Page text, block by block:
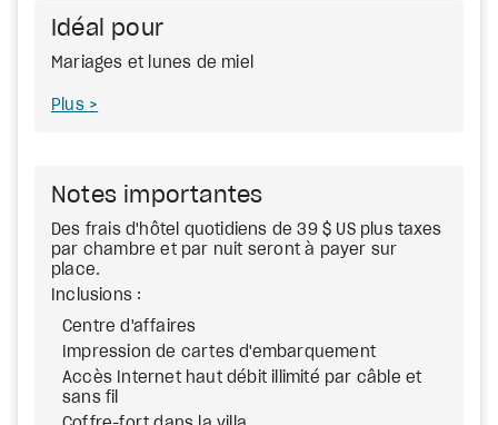
Idéal pour
Mariages et lunes de miel
Plus
Notes importantes
Des frais d'hôtel quotidiens de 39 $ US plus taxes
par chambre et par nuit seront à payer sur
place.
Inclusions :
Centre d'affaires
Impression de cartes d'embarquement
Accès Internet haut débit illimité par câble et
sans fil